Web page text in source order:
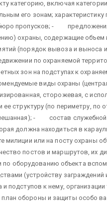
категорию, включая категории,
его зонам; характеристику
пропусков; -
охраны, содержащие объем
(порядок вывоза и выноса
по охраняемой
зон на подступах к
виды охраны
сторожевая, с
ее структуру (по периметру, по
- состав служебной
должна находиться в
милиции или на посту охраны
постов и маршрутов, их
оборудованию объекта
(устройству заграждений
и подступов к нему,
обороны и защиты особо